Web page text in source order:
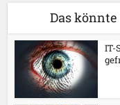
Das
IT-